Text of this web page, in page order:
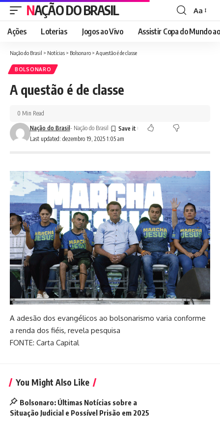
NAÇÃO DO BRASIL
Font
Resizer
Aa
Ações Loterias Jogos ao Vivo Assistir Copa do Mundo
Nação do Brasil > Notícias > Bolsonaro > A questão é de classe
BOLSONARO
A questão é de classe
Last updated: dezembro 19, 2025 1:05 am
Nação do Brasil- Nação do Brasil
0 Min Read
A adesão dos evangélicos ao bolsonarismo varia conforme
a renda dos fiéis, revela pesquisa
FONTE: Carta Capital
You Might Also Like
Bolsonaro: Últimas Notícias sobre a
Situação Judicial e Possível Prisão em 2025